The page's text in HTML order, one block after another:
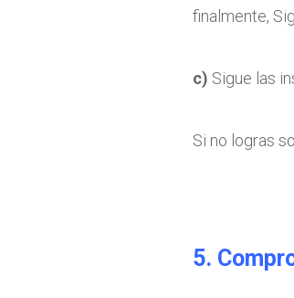
finalmente,
c) Sigue las
Si no logras
5.